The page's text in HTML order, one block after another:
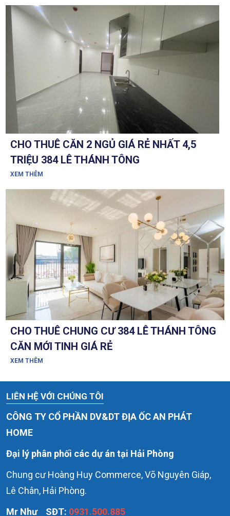
CHO THUÊ CĂN 2 NGỦ GIÁ RẺ NHẤT 4,5
TRIỆU 384 LÊ THÁNH TÔNG
XEM THÊM
CHO THUÊ CHUNG CƯ 384 LÊ THÁNH TÔNG
CĂN MỚI TINH GIÁ RẺ
XEM THÊM
LIÊN HỆ VỚI CHÚNG TÔI
CÔNG TY CỔ PHẦN DV&DT ĐỊA ỐC AN PHÁT
HOME
Đại lý phân phối các dự án tại Hải Phòng
Chung cư Hoàng Huy Commerce, Võ Nguyên Giáp,
Lê Chân, Hải Phòng.
Mr Như SĐT: 0931.500.885